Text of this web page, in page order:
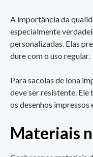
A importância da
especialmente
personalizadas. Elas
dure com o uso regular.
Para sacolas de lona
deve ser resistente.
os desenhos
Materiais